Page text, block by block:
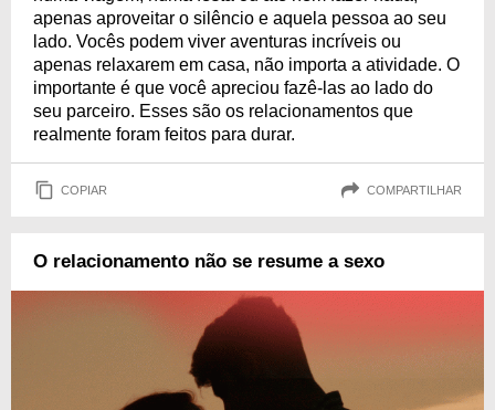
apenas aproveitar o silêncio e aquela pessoa ao seu
lado. Vocês podem viver aventuras incríveis ou
apenas relaxarem em casa, não importa a atividade. O
importante é que você apreciou fazê-las ao lado do
seu parceiro. Esses são os relacionamentos que
realmente foram feitos para durar.
COPIAR COMPARTILHAR
O relacionamento não se resume a sexo